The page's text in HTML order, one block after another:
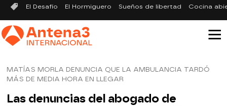
El Desafío El Hormiguero Sueños de libertad Cocina
MATÍAS MORLA DENUNCIA QUE LA AMBULANCIA TARDÓ
MÁS DE MEDIA HORA EN LLEGAR
Las denuncias del abogado de